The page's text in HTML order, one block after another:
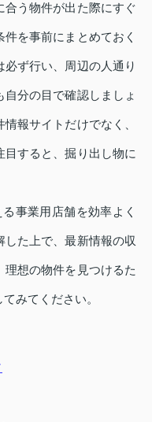
う物件が出た際にすぐ
を事前にまとめておく
ず行い、周辺の人通り
分の目で確認しましょ
報サイトだけでなく、
すると、掘り出し物に
事業用店舗を効率よく
た上で、最新情報の収
想の物件を見つけるた
みてください。